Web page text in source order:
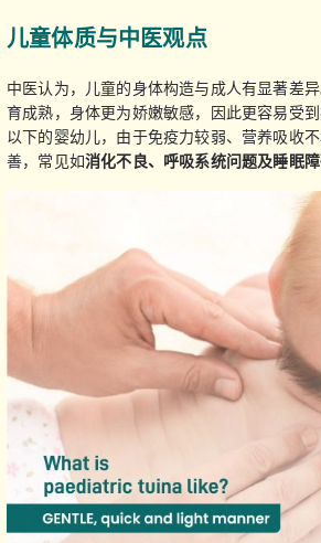
儿童体质与中医观点
中医认为，儿童的身体构造与成人有显著差
育成熟，身体更为娇嫩敏感，因此更容易受
以下的婴幼儿，由于免疫力较弱、营养吸收
善，常见如消化不良、呼吸系统问题及睡眠